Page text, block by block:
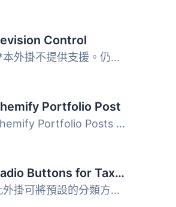
Control
**本外掛不提供支援。仍可使用，但請勿期待得到支援要求的回...
Portfolio Post
Themify Portfolio Posts 是一個簡單的外掛，允許您展示乾淨...
Radio Buttons for Taxonomies
此外掛可將預設的分類方塊替換為使用單選按鈕的自訂 metabox&...